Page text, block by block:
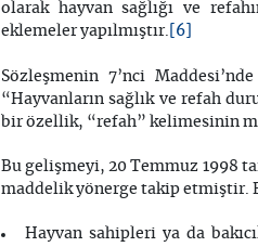
olarak hayvan sağlığı ve
eklemeler yapılmıştır. [6]
Sözleşmenin 7’nci
“Hayvanların sağlık ve refah
bir özellik, “refah” kelimesinin
Bu gelişmeyi, 20 Temmuz 1998
maddelik yönerge takip etmiştir.
Hayvan sahipleri ya da